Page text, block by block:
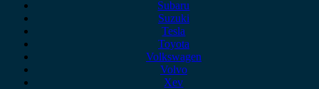
Subaru
Suzuki
Tesla
Toyota
Volkswagen
Volvo
Xev